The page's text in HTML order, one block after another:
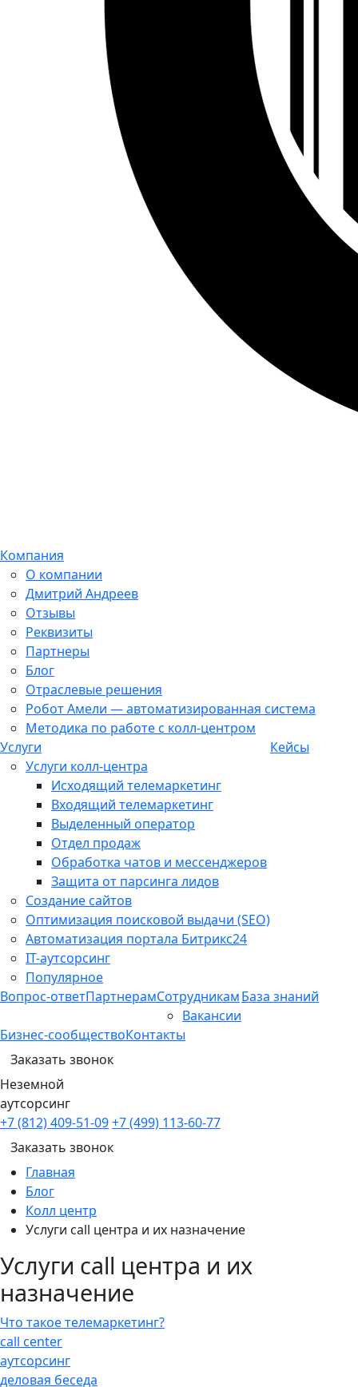
Компания
О компании
Дмитрий Андреев
Отзывы
Реквизиты
Партнеры
Блог
Отраслевые решения
Робот Амели — автоматизированная система
Методика по работе с колл-центром
Услуги
Услуги колл-центра
Исходящий телемаркетинг
Входящий телемаркетинг
Выделенный оператор
Отдел продаж
Обработка чатов и мессенджеров
Защита от парсинга лидов
Создание сайтов
Оптимизация поисковой выдачи (SEO)
Автоматизация портала Битрикс24
IT-аутсорсинг
Популярное
Кейсы
Вопрос-ответПартнерамСотрудникам
Вакансии
База знаний
Бизнес-сообществоКонтакты
Заказать звонок
Неземной
аутсорсинг
+7 (812) 409-51-09+7 (499) 113-60-77
Заказать звонок
Главная
Блог
Колл центр
Услуги call центра и их назначение
Услуги call центра и их
назначение
Что такое телемаркетинг?
call center
аутсорсинг
деловая беседа